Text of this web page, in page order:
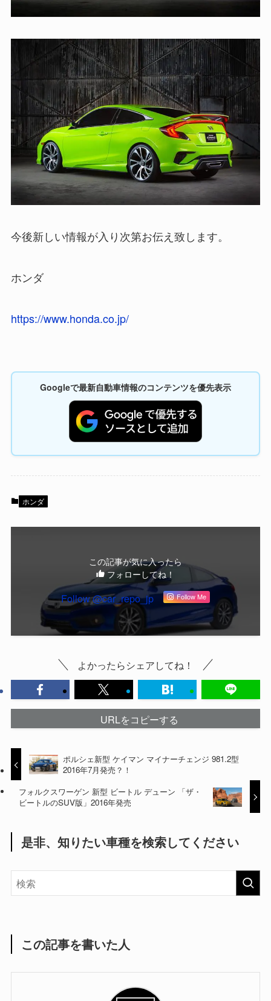
今後新しい情報が入り次第お伝え致します。
ホンダ
https://www.honda.co.jp/
Googleで最新自動車情報のコンテンツを優先表示
ホンダ
この記事が気に入ったら
フォローしてね！
Follow @car_repo_jp Follow Me
よかったらシェアしてね！
URLをコピーする
ポルシェ新型 ケイマン マイナーチェンジ 981.2型
2016年7月発売？！
フォルクスワーゲン 新型 ビートル デューン 「ザ・
ビートルのSUV版」2016年発売
是非、知りたい車種を検索してください
この記事を書いた人